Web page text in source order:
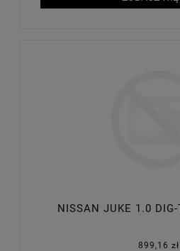
NISSAN JUKE 1.0
899,16 zł